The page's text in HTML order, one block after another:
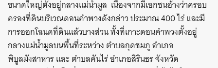
ขนาดใหญ่ตั้งอยู่กลางแม่น้ำมูล เนื่องจากมีเอกชนอ้างว่าครอบ
ครองที่ดินบริเวณดอนคำพวงดังกล่าว ประมาณ 400 ไร่ และมี
การออกโฉนดที่ดินแล้วบางส่วน ทั้งที่เกาะดอนคำพวงตั้งอยู่
กลางแม่น้ำมูลบนพื้นที่ระหว่าง ตำบลกุดชมภู อำเภอ
พิบูลมังสาหาร และ ตำบลคันไร่ อำเภอสิรินธร จังหวัด